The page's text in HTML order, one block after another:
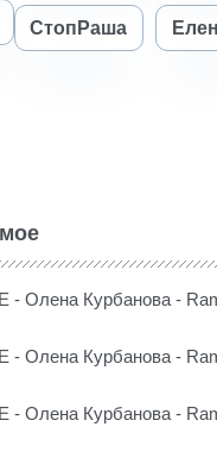
СтопРаша
- Олена Курбанова -
- Олена Курбанова -
- Олена Курбанова -